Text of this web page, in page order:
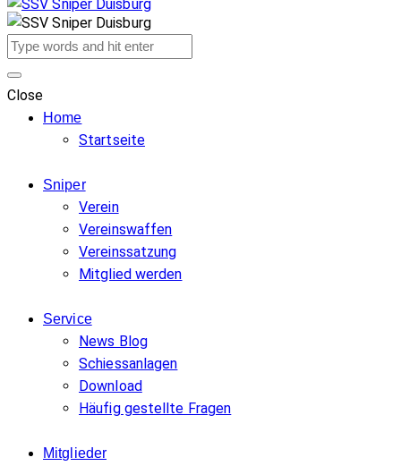
Close
Home
Startseite
Sniper
Verein
Vereinswaffen
Vereinssatzung
Mitglied werden
Service
News Blog
Schiessanlagen
Download
Häufig gestellte Fragen
Mitglieder